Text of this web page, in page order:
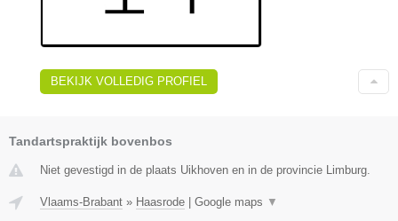
BEKIJK VOLLEDIG PROFIEL
Tandartspraktijk bovenbos
Niet gevestigd in de plaats Uikhoven en in de provincie Limburg.
Vlaams-Brabant » Haasrode | Google maps ▼